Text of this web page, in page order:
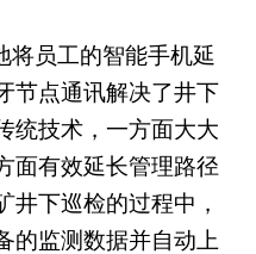
员工的智能手机延
节点通讯解决了井下
统技术，一方面大大
面有效延长管理路径
井下巡检的过程中，
的监测数据并自动上